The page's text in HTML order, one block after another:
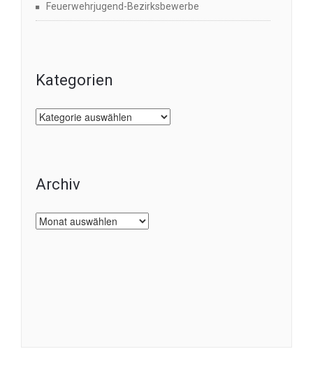
Feuerwehrjugend-Bezirksbewerbe
Kategorien
Kategorien
Archiv
Archiv